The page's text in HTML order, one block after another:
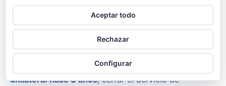
Reabrir este servicio era una deuda pendiente y una
necesidad urgente para garantizar una atención
cercana y digna a los vecinos de Vitoria”, ha
expresado.
PNV-PSOE en Gobierno Vascodecidieron de manera
unilateral hace 3 años, cerrar el Servicio de
Aceptar todo
Rechazar
Configurar